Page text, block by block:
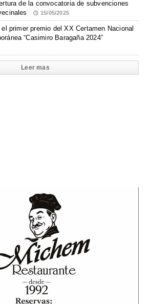
de la convocatoria de subvenciones
15/05/2025
primer premio del XX Certamen Nacional
“Casimiro Baragaña 2024”
Leer mas